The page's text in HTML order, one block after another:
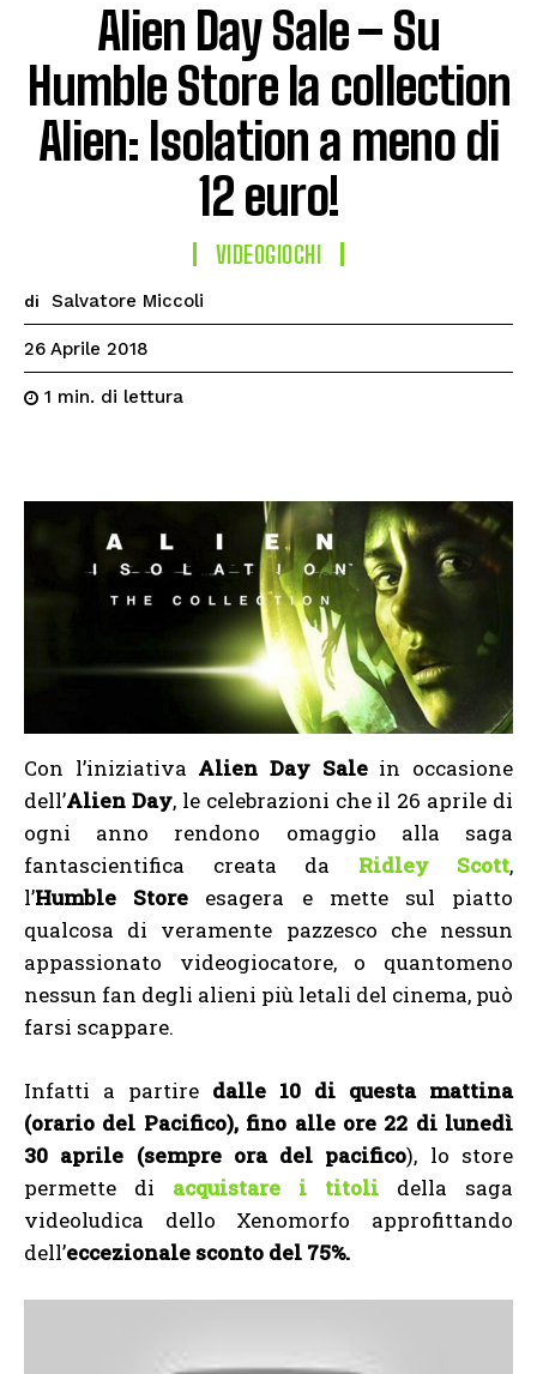
Alien Day Sale – Su
Humble Store la collection
Alien: Isolation a meno di
12 euro!
VIDEOGIOCHI
di Salvatore Miccoli
26 Aprile 2018
1 min. di lettura
Con l’iniziativa Alien Day Salein occasione
dell’Alien Day, le celebrazioni che il 26 aprile di
ogni anno rendono omaggio alla saga
fantascientifica creata da Ridley Scott,
l’Humble Store esagera e mette sul piatto
qualcosa di veramente pazzesco che nessun
appassionato videogiocatore, o quantomeno
nessun fan degli alieni più letali del cinema, può
farsi scappare.
Infatti a partire dalle 10 di questa mattina
(orario del Pacifico), fino alle ore 22 di lunedì
30 aprile (sempre ora del pacifico), lo store
permette di acquistare i titoli della saga
videoludica dello Xenomorfo approfittando
dell’eccezionale sconto del 75%.